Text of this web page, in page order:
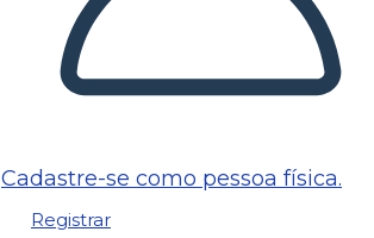
Cadastre-se como pessoa física.
Registrar